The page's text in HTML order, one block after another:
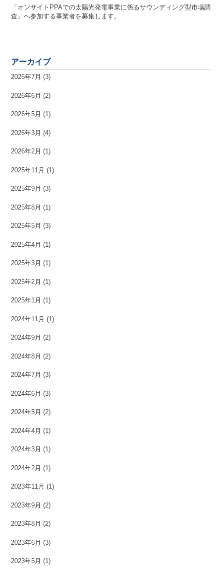
「オンサイトPPAでの太陽光発電事業に係るサウンディング型市場調
査」へ参加する事業者を募集します。
アーカイブ
2026年7月 (3)
2026年6月 (2)
2026年5月 (1)
2026年3月 (4)
2026年2月 (1)
2025年11月 (1)
2025年9月 (3)
2025年8月 (1)
2025年5月 (3)
2025年4月 (1)
2025年3月 (1)
2025年2月 (1)
2025年1月 (1)
2024年11月 (1)
2024年9月 (2)
2024年8月 (2)
2024年7月 (3)
2024年6月 (3)
2024年5月 (2)
2024年4月 (1)
2024年3月 (1)
2024年2月 (1)
2023年11月 (1)
2023年9月 (2)
2023年8月 (2)
2023年6月 (3)
2023年5月 (1)